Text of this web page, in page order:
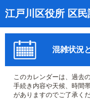
江戸川区役所 区
トップページ
受付番号の呼出状況
証明書の交付状況確
呼出状況のメール通
混雑状況
このカレンダーは、過去
手続き内容や天候、時間
がありますのでご了承くだ